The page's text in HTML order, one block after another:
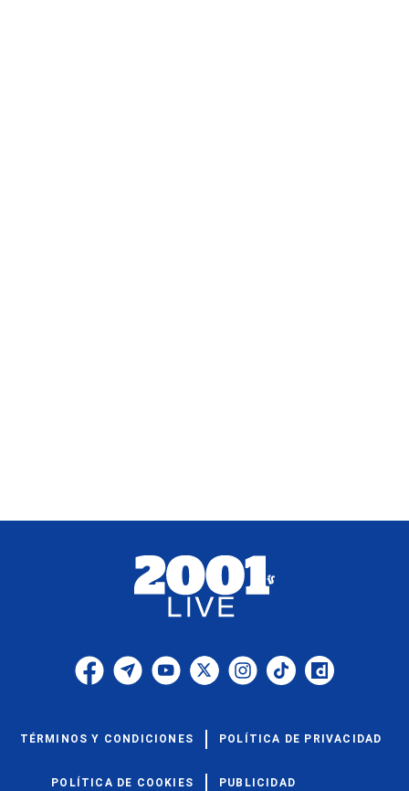
TÉRMINOS Y CONDICIONES POLÍTICA DE PRIVACIDAD
POLÍTICA DE COOKIES PUBLICIDAD